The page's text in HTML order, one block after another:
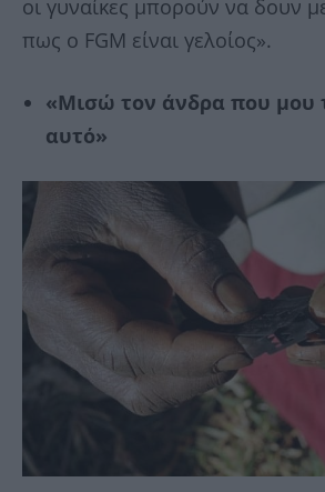
οι γυναίκες μπορούν να δουν
πως ο FGM είναι γελοίος».
«Μισώ τον άνδρα που μου
αυτό»